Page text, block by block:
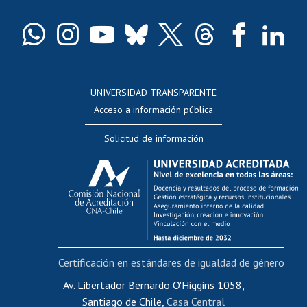
Docentes
Evaluación docente
Calificación académica
Postulación al AUCAI
Funcionarias/os
Cursos internos de capacitación
Bienestar del personal
Portal de movilidad interna
Certificado de renta
Certificado de renta honorarios
UNIVERSIDAD TRANSPARENTE
Acceso a información pública
Solicitud de información
Av. Libertador Bernardo O'Higgins 1058,
Santiago de Chile, Casa Central
Certificación en estándares de igualdad de género